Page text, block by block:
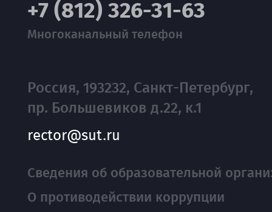
+7 (812) 326-31-63
Многоканальный телефон
Россия, 193232, Санкт-Петербург,
пр. Большевиков д.22, к.1
rector@sut.ru
Сведения об образовательной
О противодействии коррупции